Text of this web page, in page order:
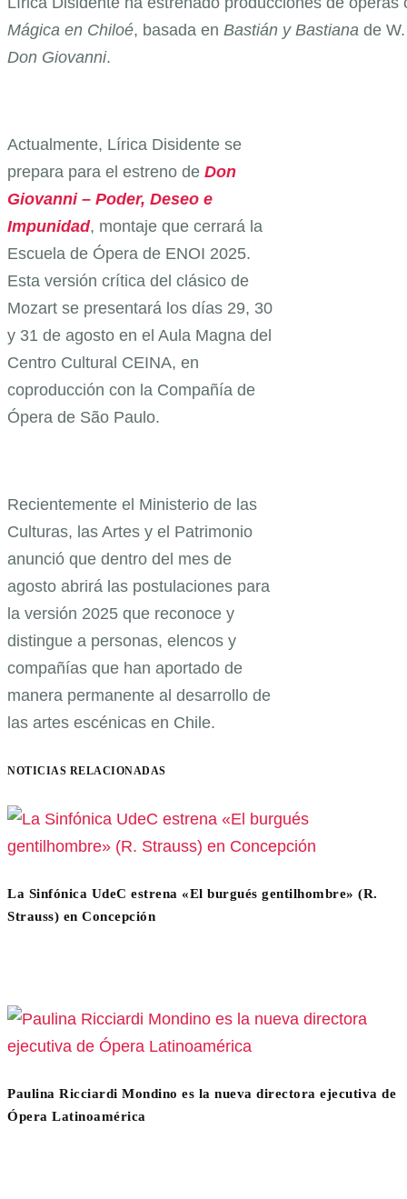
Mágica en Chiloé, basada en Bastián y Bastiana de
Don Giovanni.
Actualmente, Lírica Disidente se
prepara para el estreno de Don
Giovanni – Poder, Deseo e
Impunidad, montaje que cerrará la
Escuela de Ópera de ENOI 2025.
Esta versión crítica del clásico de
Mozart se presentará los días 29, 30
y 31 de agosto en el Aula Magna del
Centro Cultural CEINA, en
coproducción con la Compañía de
Ópera de São Paulo.
Recientemente el Ministerio de las
Culturas, las Artes y el Patrimonio
anunció que dentro del mes de
agosto abrirá las postulaciones para
la versión 2025 que reconoce y
distingue a personas, elencos y
compañías que han aportado de
manera permanente al desarrollo de
las artes escénicas en Chile.
NOTICIAS RELACIONADAS
La Sinfónica UdeC estrena «El burgués gentilhombre» (R.
Strauss) en Concepción
Paulina Ricciardi Mondino es la nueva directora ejecutiva de
Ópera Latinoamérica